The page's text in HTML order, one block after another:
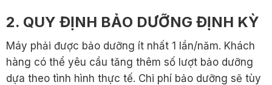
2. QUY ĐỊNH BẢO DƯỠNG ĐỊNH KỲ
Máy phải được bảo dưỡng ít nhất 1 lần/năm. Khách
hàng có thể yêu cầu tăng thêm số lượt bảo dưỡng
dựa theo tình hình thực tế. Chi phí bảo dưỡng sẽ tùy